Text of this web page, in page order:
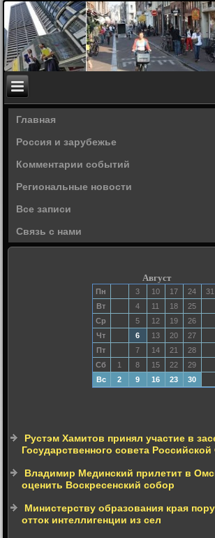
Главная
Россия и зарубежье
Комментарии событий
Региональные новости
Все записи
Связь с нами
Август
Пн 3 10 17 24
31
Вт
4 11 18
25
Ср
5 12 19
26
Чт
6 13 20
27
Пт
7 14 21
28
Сб
1 8 15 22
29
Вс
2 9 16 23 30
Рустэм Хамитов принял участие в
Государственного совета
Владимир Мединский прилетит в
оценить Воскресенский собор
Министерству образования края
отток интеллигенции из сел